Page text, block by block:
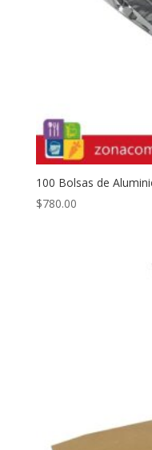
100 Bolsas de
$780.00